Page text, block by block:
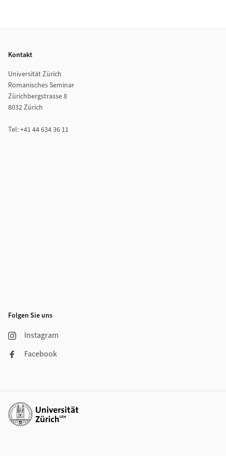
Kontakt
Universität Zürich
Romanisches Seminar
Zürichbergstrasse 8
8032 Zürich
Tel: +41 44 634 36 11
Folgen Sie uns
Instagram
Facebook
Weiterführende Links